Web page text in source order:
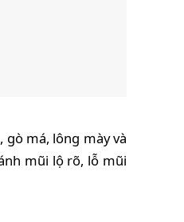
má, lông mày và
mũi lộ rõ, lỗ mũi